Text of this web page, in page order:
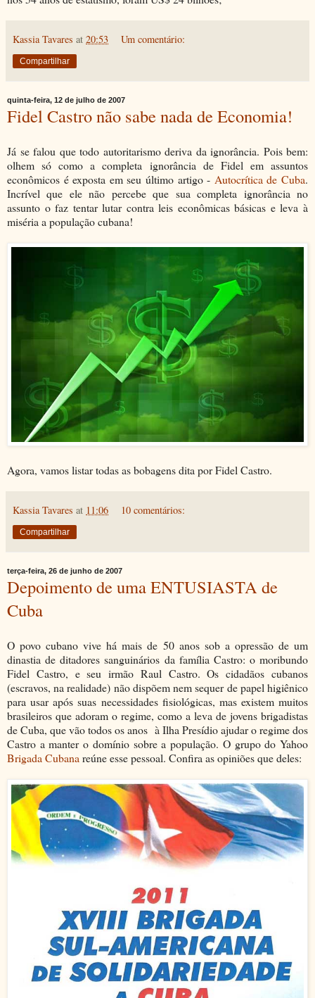
Kassia Tavares at 20:53 Um comentário:
Compartilhar
quinta-feira, 12 de julho de 2007
Fidel Castro não sabe nada de Economia!
Já se falou que todo autoritarismo deriva da ignorância. Pois bem:
olhem só como a completa ignorância de Fidel em assuntos
econômicos é exposta em seu último artigo - Autocrítica de Cuba.
Incrível que ele não percebe que sua completa ignorância no
assunto o faz tentar lutar contra leis econômicas básicas e leva à
miséria a população cubana!
Agora, vamos listar todas as bobagens dita por Fidel Castro.
Kassia Tavares at 11:06 10 comentários:
Compartilhar
terça-feira, 26 de junho de 2007
Depoimento de uma ENTUSIASTA de
Cuba
O povo cubano vive há mais de 50 anos sob a opressão de um
dinastia de ditadores sanguinários da família Castro: o moribundo
Fidel Castro, e seu irmão Raul Castro. Os cidadãos cubanos
(escravos, na realidade) não dispõem nem sequer de papel higiênico
para usar após suas necessidades fisiológicas, mas existem muitos
brasileiros que adoram o regime, como a leva de jovens brigadistas
de Cuba, que vão todos os anos à Ilha Presídio ajudar o regime dos
Castro a manter o domínio sobre a população. O grupo do Yahoo
Brigada Cubanareúne esse pessoal. Confira as opiniões que deles: